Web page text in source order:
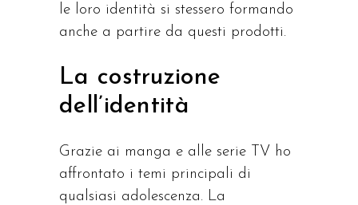
le loro identità si stessero formando
anche a partire da questi prodotti.
La costruzione
dell’identità
Grazie ai manga e alle serie TV ho
affrontato i temi principali di
qualsiasi adolescenza. La